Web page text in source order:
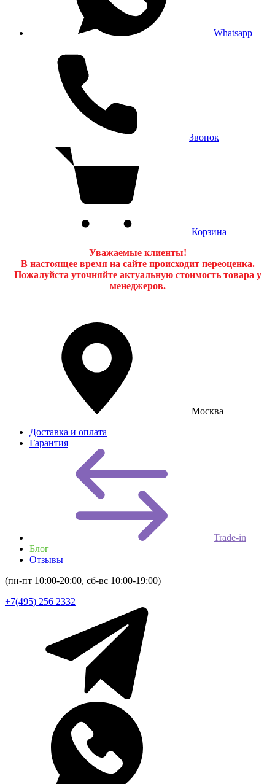
Whatsapp
Звонок
Корзина
Уважаемые клиенты!
В настоящее время на сайте происходит переоценка.
Пожалуйста уточняйте актуальную стоимость товара у
менеджеров.
Москва
Доставка и оплата
Гарантия
Trade-in
Блог
Отзывы
(пн-пт 10:00-20:00, сб-вс 10:00-19:00)
+7(495) 256 2332